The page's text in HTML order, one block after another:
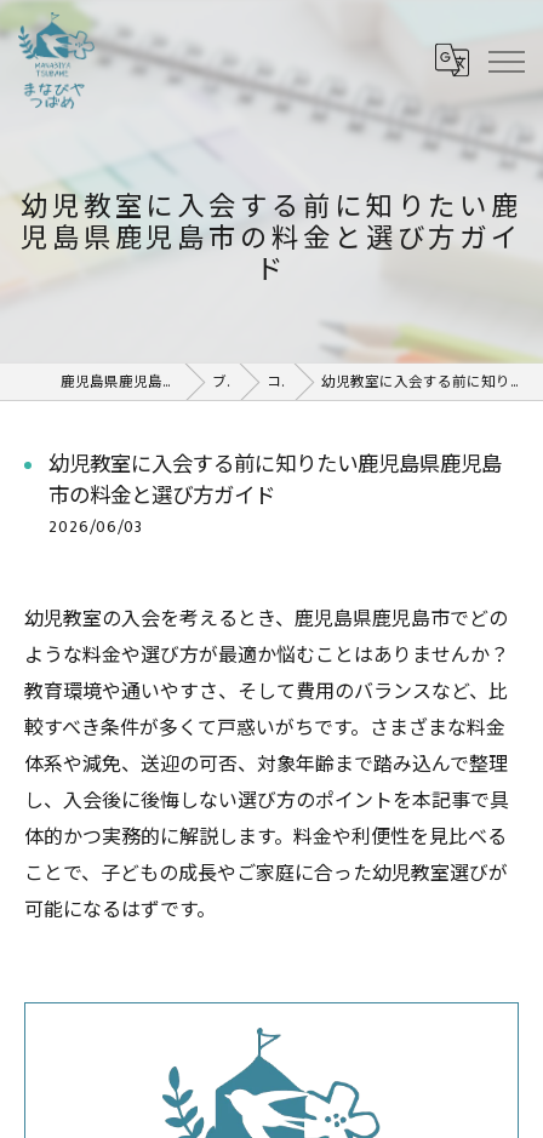
幼児教室に入会する前に知りたい鹿
児島県鹿児島市の料金と選び方ガイ
ド
鹿児島県鹿児島市の塾ならまなびや つばめ ブログ コラム 幼児教室に入会する前に知りたい鹿児島県鹿児島市の料金と選び方ガイド
幼児教室に入会する前に知りたい鹿児島県鹿児島
市の料金と選び方ガイド
2026/06/03
幼児教室の入会を考えるとき、鹿児島県鹿児島市でどの
ような料金や選び方が最適か悩むことはありませんか？
教育環境や通いやすさ、そして費用のバランスなど、比
較すべき条件が多くて戸惑いがちです。さまざまな料金
体系や減免、送迎の可否、対象年齢まで踏み込んで整理
し、入会後に後悔しない選び方のポイントを本記事で具
体的かつ実務的に解説します。料金や利便性を見比べる
ことで、子どもの成長やご家庭に合った幼児教室選びが
可能になるはずです。